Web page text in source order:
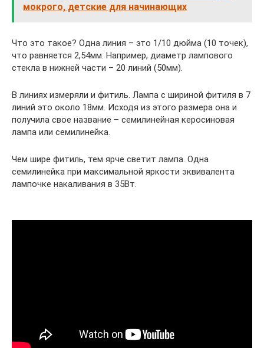
мокрого, детские для начинающих
Что это такое? Одна линия – это 1/10 дюйма (10 точек),
что равняется 2,54мм. Например, диаметр лампового
стекла в нижней части – 20 линий (50мм).
В линиях измеряли и фитиль. Лампа с шириной фитиля в 7
линий это около 18мм. Исходя из этого размера она и
получила свое название – семилинейная керосиновая
лампа или семилинейка.
Чем шире фитиль, тем ярче светит лампа. Одна
семилинейка при максимальной яркости эквивалента
лампочке накаливания в 35Вт.